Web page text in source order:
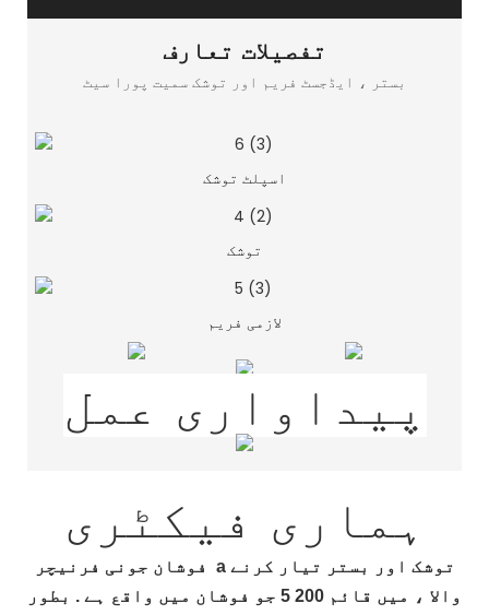
تفصیلات تعارف
بستر ، ایڈجسٹ فریم اور توشک سمیت پورا سیٹ
اسپلٹ توشک
توشک
لازمی فریم
پیداواری عمل
ہماری فیکٹری
فوشان a توشک اور بستر تیار کرنے
والا ، میں قائم 200 5 جو فوشان میں واقع ہے . بطور